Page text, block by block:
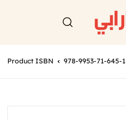
Product ISBN 978-9953-71-645-1